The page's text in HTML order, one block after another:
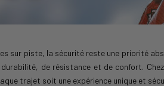
sur piste, la sécurité reste une priorité
de résistance et de confort.
trajet soit une expérience unique et